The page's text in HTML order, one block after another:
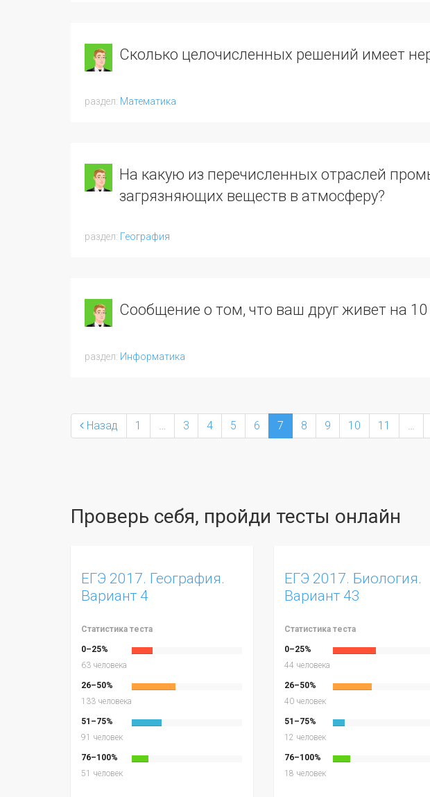
Математика
Сколько целочисленных решений имеет
География
На какую из перечисленных отраслей
загрязняющих веществ в атмосферу?
Информатика
Сообщение о том, что ваш друг живет на
Назад 1 … 3 4 5 6 7 8 9 10 11 …
Проверь себя, пройди тесты онлайн
ЕГЭ 2017. География.
Вариант 4
Статистика теста
0–25%
63 человека
26–50%
133 человека
51–75%
91 человек
76–100%
51 человек
ЕГЭ 2017. Биология.
Вариант 43
Статистика теста
0–25%
44 человека
26–50%
40 человек
51–75%
12 человек
76–100%
18 человек